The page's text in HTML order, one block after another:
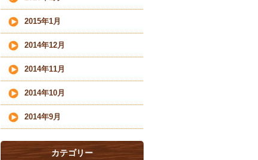
2015年1月
2014年12月
2014年11月
2014年10月
2014年9月
カテゴリー